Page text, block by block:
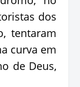
dos
tentaram
curva em
de Deus,